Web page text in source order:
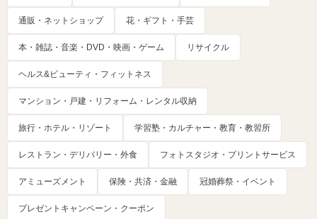
通販・ネットショップ 花・ギフト・手芸
本・雑誌・音楽・DVD・映画・ゲーム リサイクル
ヘルス&ビューティ・フィットネス
マンション・戸建・リフォーム・レンタル収納
旅行・ホテル・リゾート 学習塾・カルチャー・教育・教習所
レストラン・デリバリー・外食 フォトスタジオ・プリントサービス
アミューズメント 保険・共済・金融 冠婚葬祭・イベント
プレゼントキャンペーン・クーポン